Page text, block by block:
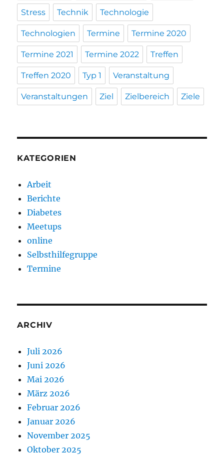
Stress Technik Technologie
Technologien Termine Termine 2020
Termine 2021 Termine 2022 Treffen
Treffen 2020 Typ 1 Veranstaltung
Veranstaltungen Ziel Zielbereich Ziele
KATEGORIEN
Arbeit
Berichte
Diabetes
Meetups
online
Selbsthilfegruppe
Termine
ARCHIV
Juli 2026
Juni 2026
Mai 2026
März 2026
Februar 2026
Januar 2026
November 2025
Oktober 2025